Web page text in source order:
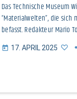
Das Technische Museum
“Materialwelten”, die
befasst. Redakteur Mario
über die Ausstellung und
Technisches Museum Wien
today 17. APRIL 2025